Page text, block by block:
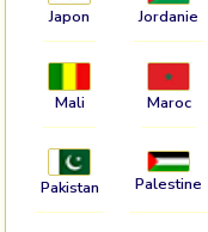
Japon Jordanie
Mali Maroc
Pakistan Palestine